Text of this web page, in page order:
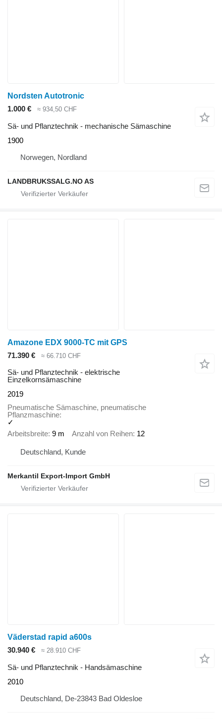
Nordsten Autotronic
1.000 €
≈ 934,50 CHF
Sä- und Pflanztechnik - mechanische Sämaschine
1900
Norwegen, Nordland
LANDBRUKSSALG.NO AS
Amazone EDX 9000-TC mit GPS
71.390 €
≈ 66.710 CHF
Sä- und Pflanztechnik - elektrische
Einzelkornsämaschine
2019
Pneumatische Sämaschine, pneumatische
Pflanzmaschine
✓
Arbeitsbreite 9 m Anzahl von Reihen 12
Deutschland, Kunde
Merkantil Export-Import GmbH
Väderstad rapid a600s
30.940 €
≈ 28.910 CHF
Sä- und Pflanztechnik - Handsämaschine
2010
Deutschland, De-23843 Bad Oldesloe